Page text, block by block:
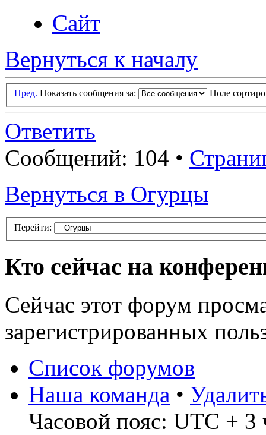
Сайт
Вернуться к началу
Пред. Показать сообщения за: Поле
Ответить
Сообщений: 104 •
Вернуться в Огурцы
Перейти:
Кто сейчас на
Сейчас этот форум
зарегистрированных
Список форумов
Наша команда •
Часовой пояс: UTC + 3